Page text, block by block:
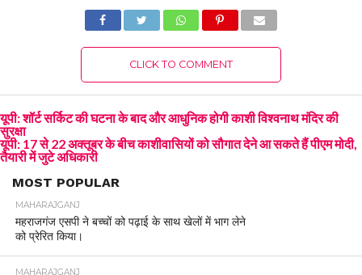
CLICK TO COMMENT
यूपी: शॉर्ट सर्किट की घटना के बाद और आधुनिक होगी काशी विश्वनाथ मंदिर की
सुरक्षा
यूपी: 17 से 22 अक्तूबर के बीच काशीवासियों को सौगात देने आ सकते हैं पीएम मोदी,
तैयारी में जुटे अधिकारी
MOST POPULAR
MAHARAJGANJ
महराजगंज एसपी ने बच्चों को पढ़ाई के साथ खेलों में भाग लेने
को प्रेरित किया।
MAHARAJGANJ